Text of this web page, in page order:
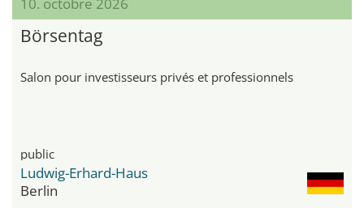
Börsentag
Salon pour investisseurs privés et professionnels
public
Ludwig-Erhard-Haus
Berlin